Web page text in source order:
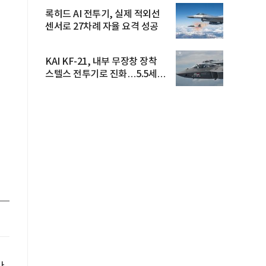
록히드 AI 전투기, 실제 적외선
센서로 27차례 자율 요격 성공
KAI KF-21, 내부 무장창 장착
스텔스 전투기로 진화…5.5세대